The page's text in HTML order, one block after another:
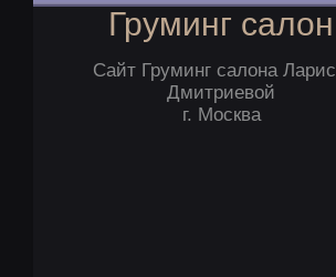
Груминг салон
Сайт Груминг салона
Дмитриевой
г. Москва